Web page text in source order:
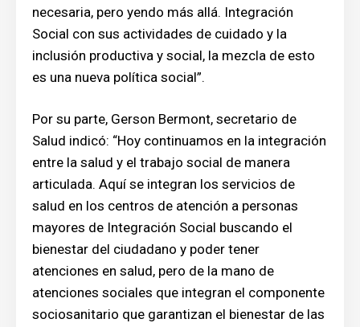
necesaria, pero yendo más allá. Integración
Social con sus actividades de cuidado y la
inclusión productiva y social, la mezcla de esto
es una nueva política social”.
Por su parte, Gerson Bermont, secretario de
Salud indicó: “Hoy continuamos en la integración
entre la salud y el trabajo social de manera
articulada. Aquí se integran los servicios de
salud en los centros de atención a personas
mayores de Integración Social buscando el
bienestar del ciudadano y poder tener
atenciones en salud, pero de la mano de
atenciones sociales que integran el componente
sociosanitario que garantizan el bienestar de las